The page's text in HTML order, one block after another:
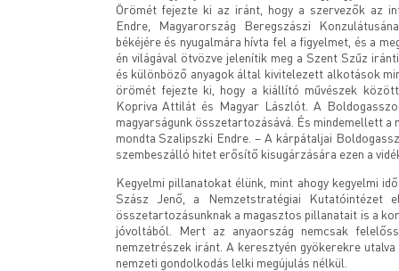
Örömét fejezte ki az iránt, hogy a szervezők az
Endre, Magyarország Beregszászi
békéjére és nyugalmára hívta fel a figyelmet, és a
én világával ötvözve jelenítik meg a Szent Szűz
és különböző anyagok által kivitelezett alkotások
örömét fejezte ki, hogy a kiállító művészek
Kopriva Attilát és Magyar Lászlót. A
magyarságunk összetartozásává. És mindemellett
mondta Szalipszki Endre. – A kárpátaljai
szembeszálló hitet erősítő kisugárzására ezen a
Kegyelmi pillanatokat élünk, mint ahogy kegyelmi
Szász Jenő, a Nemzetstratégiai Kutatóintézet
összetartozásunknak a magasztos pillanatait is a
jóvoltából. Mert az anyaország nemcsak
nemzetrészek iránt. A keresztyén gyökerekre
nemzeti gondolkodás lelki megújulás nélkül.